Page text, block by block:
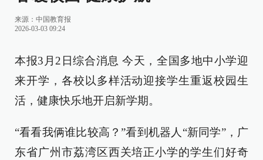
来源： 中国教育报
2026-03-03 09:24
本报3月2日综合消息 今天，全国多地中小学迎
来开学，各校以多样活动迎接学生重返校园生
活，健康快乐地开启新学期。
“看看我俩谁比较高？”看到机器人“新同学”，广
东省广州市荔湾区西关培正小学的学生们好奇